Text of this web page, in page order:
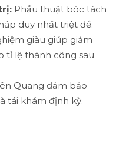
Phẫu thuật bóc tách
duy nhất triệt để.
giàu giúp giảm
tỉ lệ thành công sau
Quang đảm bảo
tái khám định kỳ.